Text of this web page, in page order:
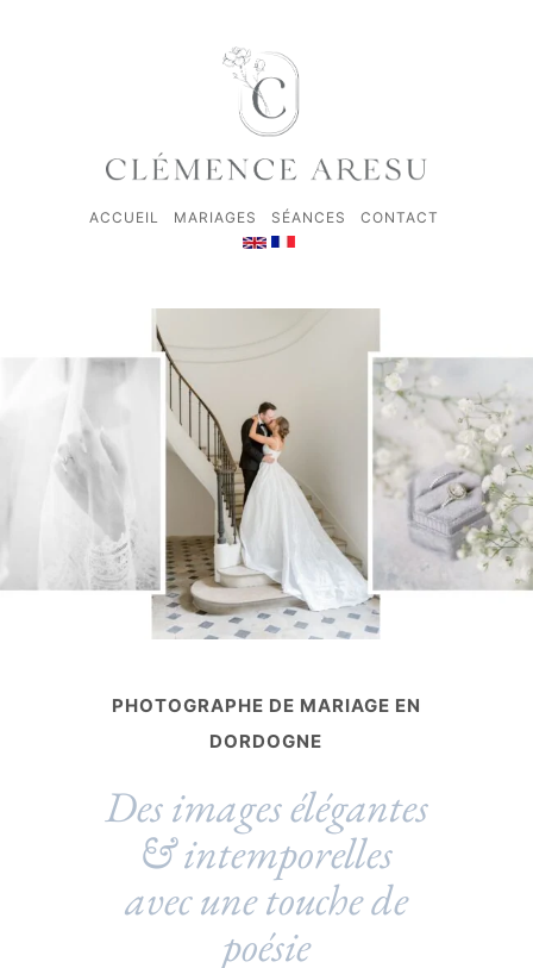
ACCUEIL MARIAGES SÉANCES CONTACT
PHOTOGRAPHE DE MARIAGE EN
DORDOGNE
Des images élégantes
& intemporelles
avec une touche de
poésie